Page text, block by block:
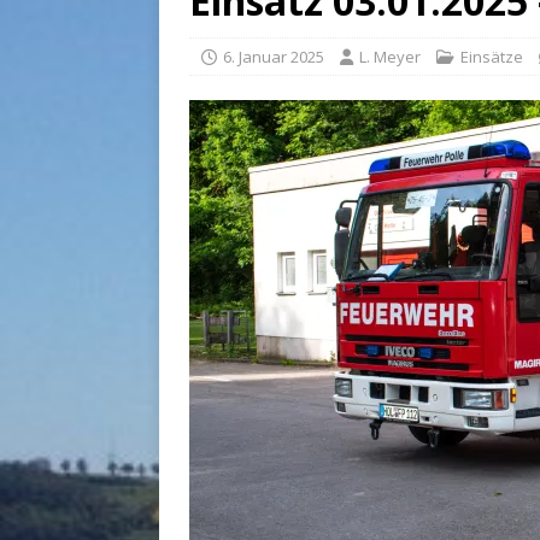
6. Januar 2025 L. Meyer Einsätze